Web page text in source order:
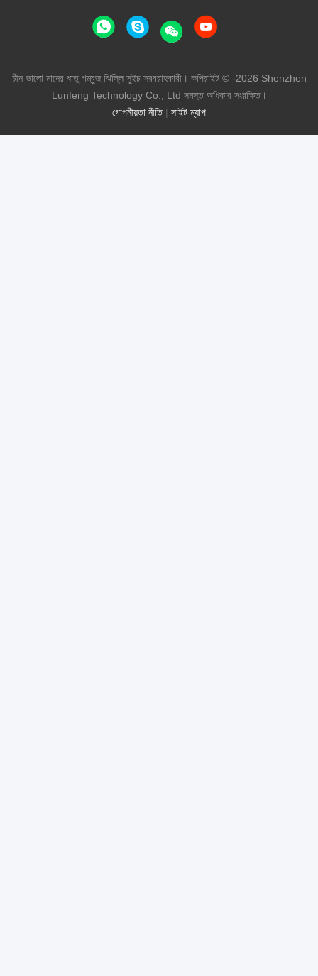
গোপনীয়তা নীতি| সাইট ম্যাপ
চীন ভালো মানের ধাতু গম্বুজ ঝিল্লি সুইচ সরবরাহকারী। কপিরাইট © -2026 Shenzhen
Lunfeng Technology Co., Ltd সমস্ত অধিকার সংরক্ষিত।